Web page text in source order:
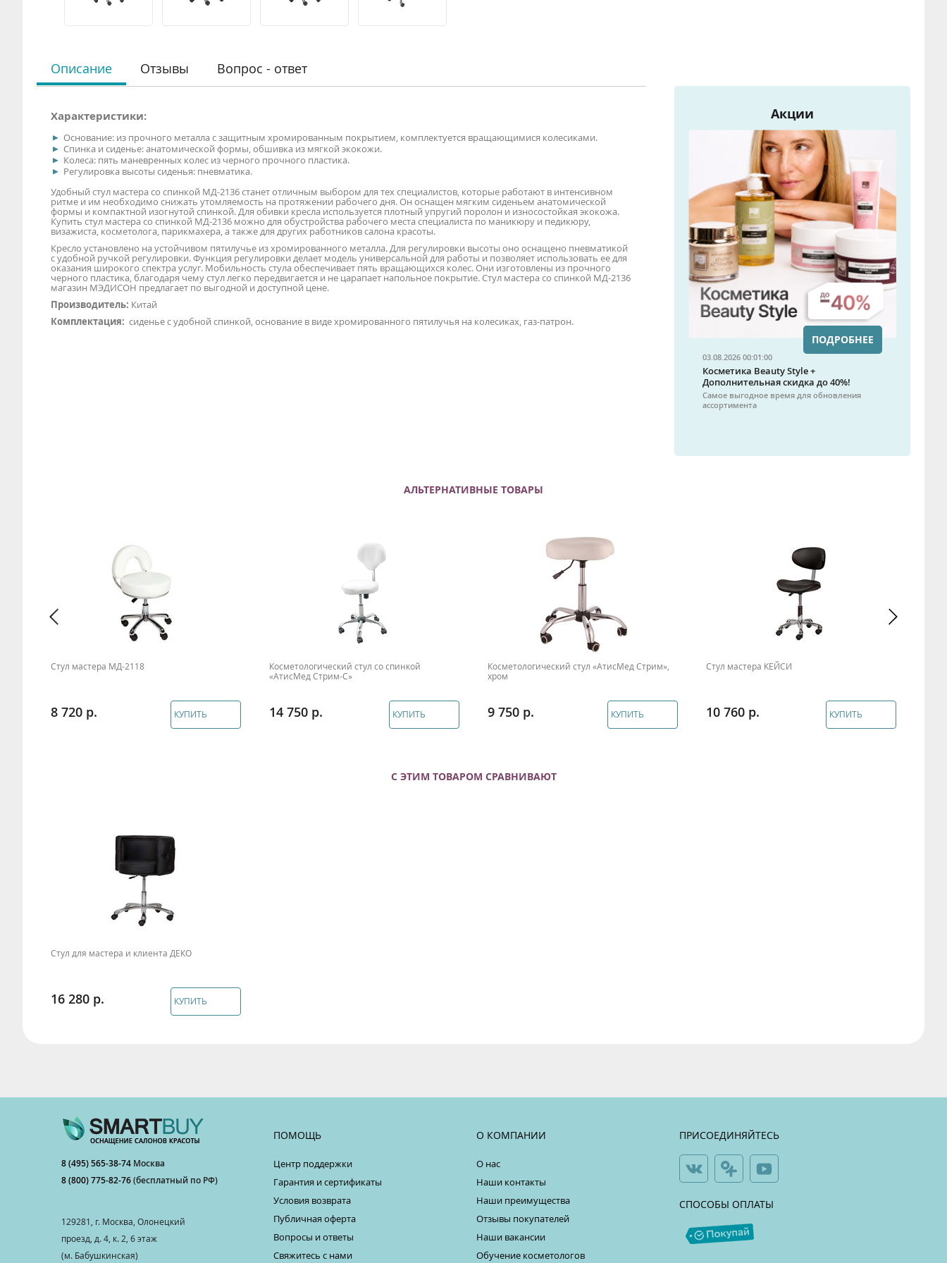
Описание
Характеристики:
Основание: из прочного металла с защитным хромированным покрытием, комплектуется вращающимися колесиками.
Спинка и сиденье: анатомической формы, обшивка из мягкой экокожи.
Колеса: пять маневренных колес из черного прочного пластика.
Регулировка высоты сиденья: пневматика.
Удобный стул мастера со спинкой МД-2136 станет отличным выбором для тех специалистов, которые работают в интенсивном
ритме и им необходимо снижать утомляемость на протяжении рабочего дня. Он оснащен мягким сиденьем анатомической
формы и компактной изогнутой спинкой. Для обивки кресла используется плотный упругий поролон и износостойкая экокожа.
Купить стул мастера со спинкой МД-2136 можно для обустройства рабочего места специалиста по маникюру и педикюру,
визажиста, косметолога, парикмахера, а также для других работников салона красоты.
Кресло установлено на устойчивом пятилучье из хромированного металла. Для регулировки высоты оно оснащено пневматикой
с удобной ручкой регулировки. Функция регулировки делает модель универсальной для работы и позволяет использовать ее для
оказания широкого спектра услуг. Мобильность стула обеспечивает пять вращающихся колес. Они изготовлены из прочного
черного пластика, благодаря чему стул легко передвигается и не царапает напольное покрытие. Стул мастера со спинкой МД-2136
магазин МЭДИСОН предлагает по выгодной и доступной цене.
Производитель: Китай
Комплектация: сиденье с удобной спинкой, основание в виде хромированного пятилучья на колесиках, газ-патрон.
Отзывы Вопрос - ответ
Акции
03.08.2026 00:01:00
Косметика Beauty Style +
Дополнительная скидка до 40%!
Самое выгодное время для обновления
ассортимента
ПОДРОБНЕЕ
АЛЬТЕРНАТИВНЫЕ ТОВАРЫ
Стул мастера МД-2118
8 720 КУПИТЬ
Косметологический стул со спинкой
«АтисМед Стрим-С»
14 750 КУПИТЬ
Косметологический стул «АтисМед Стрим»,
хром
9 750 КУПИТЬ
Стул мастера КЕЙСИ
10 760 КУПИТЬ
С ЭТИМ ТОВАРОМ СРАВНИВАЮТ
Стул для мастера и клиента ДЕКО
16 280 КУПИТЬ
8 (495) 565-38-74 Москва
8 (800) 775-82-76(бесплатный по РФ)
129281, г. Москва, Олонецкий
проезд, д. 4, к. 2, 6 этаж
(м. Бабушкинская)
ПОМОЩЬ
Центр поддержки
Гарантия и сертификаты
Условия возврата
Публичная оферта
Вопросы и ответы
Свяжитесь с нами
О КОМПАНИИ
О нас
Наши контакты
Наши преимущества
Отзывы покупателей
Наши вакансии
Обучение косметологов
ПРИСОЕДИНЯЙТЕСЬ
СПОСОБЫ ОПЛАТЫ